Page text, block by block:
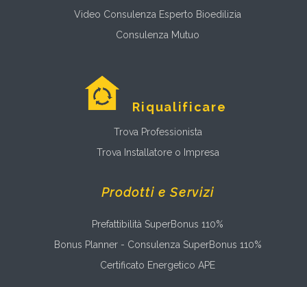
Video Consulenza Esperto Bioedilizia
Consulenza Mutuo
Riqualificare
Trova Professionista
Trova Installatore o Impresa
Prodotti e Servizi
Prefattibilità SuperBonus 110%
Bonus Planner - Consulenza SuperBonus 110%
Certificato Energetico APE